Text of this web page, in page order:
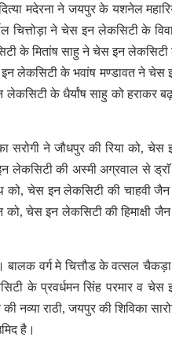
मदेरना ने जयपुर के यशनेल
ने चेस इन लेकसिटी के
के मितांष साहु ने चेस इन
लेकसिटी के भवांष मण्डावत ने चेस
के धैर्यांष साहु को हराकर
सरोगी ने जौधपुर की रिया को, चेस
लेकसिटी की अस्मी अग्रवाल से
को, चेस इन लेकसिटी की चाहवी
को, चेस इन लेकसिटी की हिमाक्षी
बालक वर्ग मे चित्तौड के वत्सल
के प्रवर्धमन सिंह परमार व चेस
राठी, जयपुर की शिविका
है।